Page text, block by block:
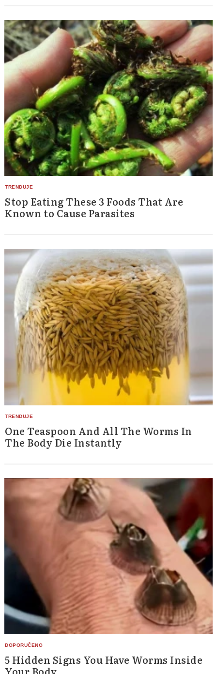
Stop Eating These 3 Foods That Are
Known to Cause Parasites
One Teaspoon And All The Worms In
The Body Die Instantly
5 Hidden Signs You Have Worms Inside